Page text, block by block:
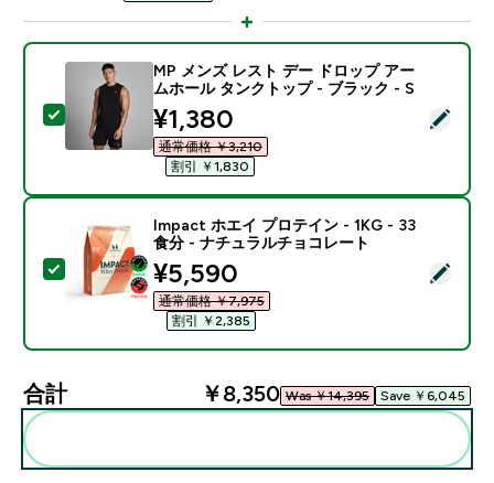
この商品を選択 - MP メンズ レスト デー ドロップ
MP メンズ レスト デー ドロップ アー
ムホール タンクトップ - ブラック - S
discounted price
¥1,380‎
通常価格 ￥3,210‎
割引 ￥1,830‎
この商品を選択 - Impact ホエイ プロテイン - 1KG -
Impact ホエイ プロテイン - 1KG - 33
食分 - ナチュラルチョコレート
discounted price
¥5,590‎
通常価格 ￥7,975‎
割引 ￥2,385‎
合計 ￥8,350‎ Was ￥14,395‎ Save ￥6,045‎